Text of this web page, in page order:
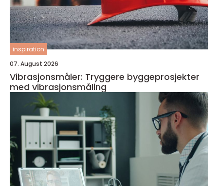
inspiration
07. August 2026
Vibrasjonsmåler: Tryggere byggeprosjekter
med vibrasjonsmåling